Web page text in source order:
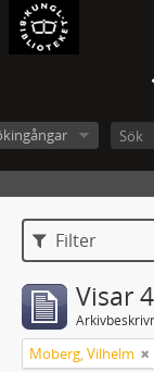
Filter
Visar
Moberg, Vilhelm